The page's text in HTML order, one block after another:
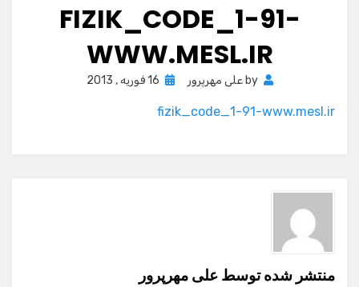
FIZIK_CODE_1-91-
WWW.MESL.IR
by علی مهرپرور
Posted
16 فوریه , 2013
fizik_code_1-91-www.mesl.ir
منتشر شده توسطعلی مهرپرور